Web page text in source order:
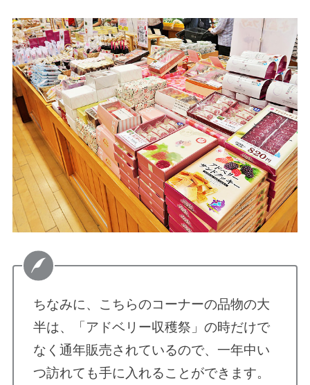
ちなみに、こちらのコーナーの品物の大
半は、「アドベリー収穫祭」の時だけで
なく通年販売されているので、一年中い
つ訪れても手に入れることができます。